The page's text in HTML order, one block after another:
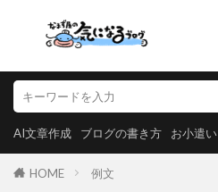
AI文章作成 ブログの書き方 お小遣い
HOME 例文